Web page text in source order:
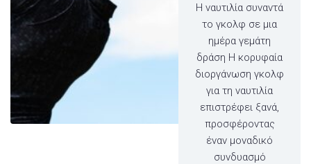
Η ναυτιλία συναντά
το γκολφ σε μια
ημέρα γεμάτη
δράση Η κορυφαία
διοργάνωση γκολφ
για τη ναυτιλία
επιστρέφει ξανά,
προσφέροντας
έναν μοναδικό
συνδυασμό